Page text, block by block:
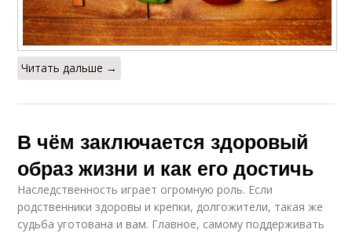
Читать дальше →
В чём заключается здоровый
образ жизни и как его достичь
Наследственность играет огромную роль. Если
родственники здоровы и крепки, долгожители, такая же
судьба уготована и вам. Главное, самому поддерживать